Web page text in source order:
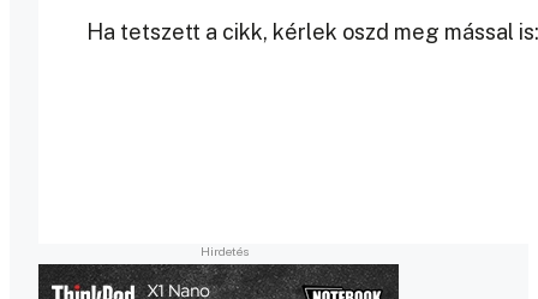
Ha tetszett a cikk, kérlek oszd meg mással is: